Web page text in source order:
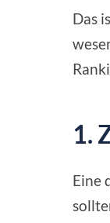
Das
1.
Eine